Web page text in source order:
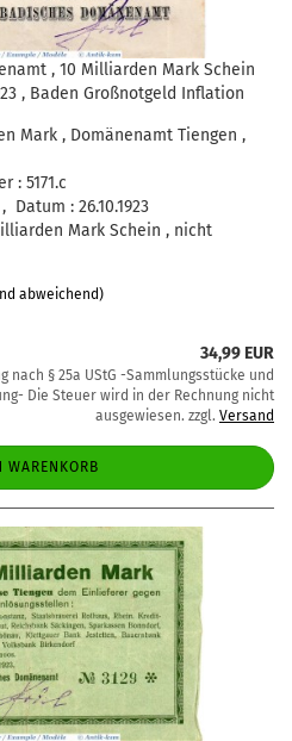
, 10 Milliarden Mark Schein
, Baden Großnotgeld Inflation
Mark , Domänenamt Tiengen ,
: 5171.c
: 26.10.1923
Mark Schein , nicht
abweichend)
34,99 EUR
nach § 25a UStG -Sammlungsstücke und
Die Steuer wird in der Rechnung nicht
ausgewiesen. zzgl. Versand
WARENKORB